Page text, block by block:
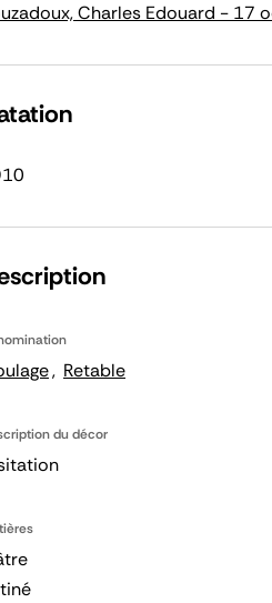
Charles Edouard -
Retable
du décor